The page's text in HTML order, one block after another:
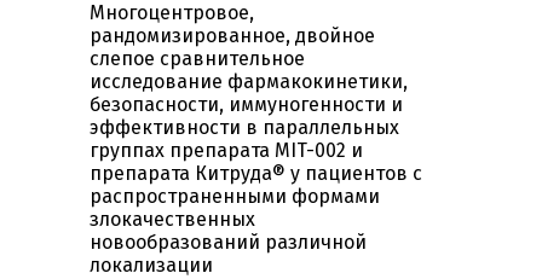
Многоцентровое,
рандомизированное, двойное
слепое сравнительное
исследование фармакокинетики,
безопасности, иммуногенности и
эффективности в параллельных
группах препарата MIT-002 и
препарата Китруда® у пациентов с
распространенными формами
злокачественных
новообразований различной
локализации